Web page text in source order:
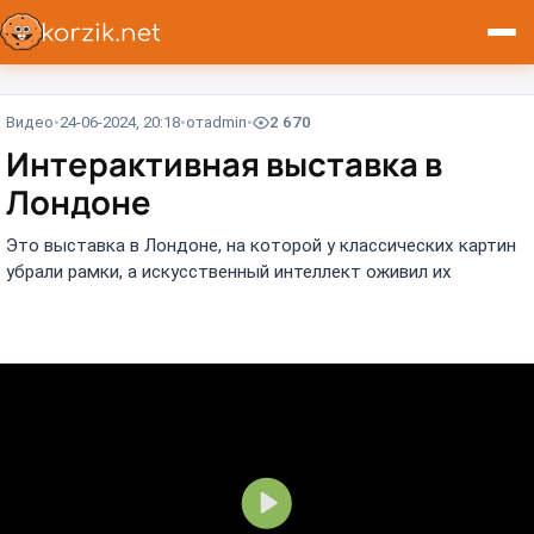
Видео 24-06-2024, 20:18 отadmin 2 670
Интерактивная выставка в
Лондоне⁠⁠
Это выставка в Лондоне, на которой у классических картин
убрали рамки, а искусственный интеллект оживил их
В